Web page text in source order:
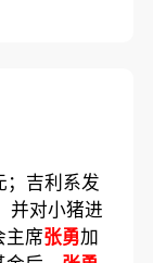
；吉利系发
对小猪进
主席张勇加